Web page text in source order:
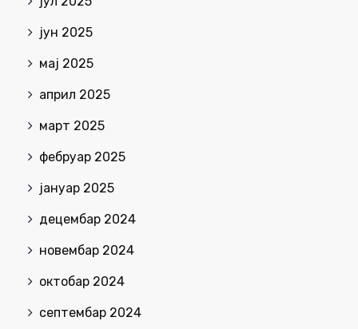
јун 2025
мај 2025
април 2025
март 2025
фебруар 2025
јануар 2025
децембар 2024
новембар 2024
октобар 2024
септембар 2024